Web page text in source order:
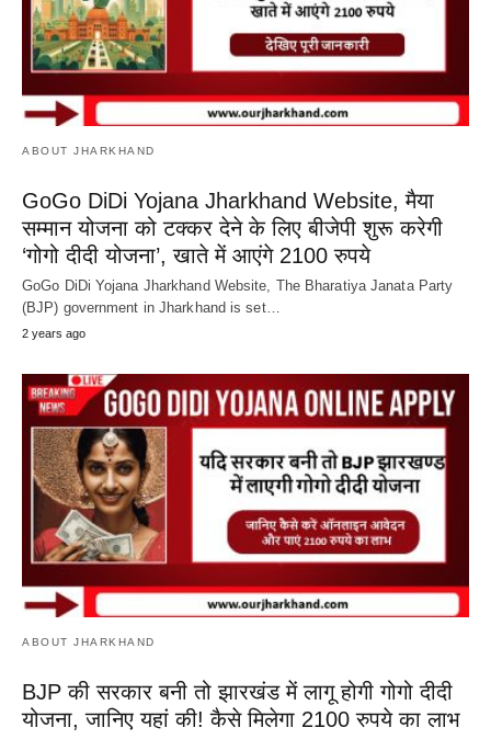
ABOUT JHARKHAND
GoGo DiDi Yojana Jharkhand Website, मैया
सम्मान योजना को टक्कर देने के लिए बीजेपी शुरू करेगी
‘गोगो दीदी योजना’, खाते में आएंगे 2100 रुपये
GoGo DiDi Yojana Jharkhand Website, The Bharatiya Janata Party
(BJP) government in Jharkhand is set…
2 years ago
ABOUT JHARKHAND
BJP की सरकार बनी तो झारखंड में लागू होगी गोगो दीदी
योजना, जानिए यहां की! कैसे मिलेगा 2100 रुपये का लाभ